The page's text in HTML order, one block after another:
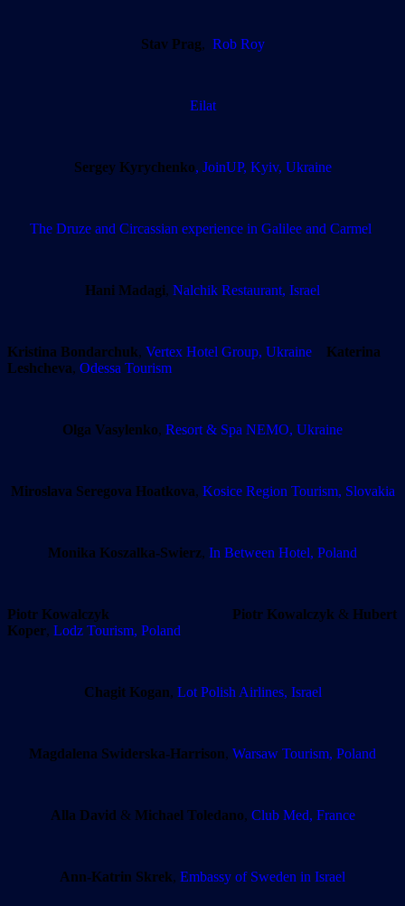
Stav Prag, Rob Roy
Eilat
Sergey Kyrychenko, JoinUP, Kyiv, Ukraine
The Druze and Circassian experience in Galilee and Carmel
Hani Madagi, Nalchik Restaurant, Israel
Kristina Bondarchuk, Vertex Hotel Group, Ukraine
Katerina
Leshcheva, Odessa Tourism
Olga Vasylenko, Resort & Spa NEMO, Ukraine
Miroslava Seregova Hoatkova, Kosice Region Tourism, Slovakia
Monika Koszalka-Swierz, In Between Hotel, Poland
Piotr Kowalczyk Piotr Kowalczyk & Hubert
Koper, Lodz Tourism, Poland
Chagit Kogan, Lot Polish Airlines, Israel
Magdalena Swiderska-Harrison, Warsaw Tourism, Poland
Alla David & Michael Toledano, Club Med, France
Ann-Katrin Skrek, Embassy of Sweden in Israel